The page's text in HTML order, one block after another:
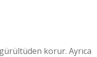
korur. Ayrıca